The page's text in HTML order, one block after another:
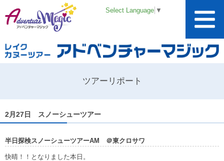
Select Language ▼
ツアーリポート
2月27日 スノーシューツアー
半日探検スノーシューツアーAM ＠東クロサワ
快晴！！となりました本日。